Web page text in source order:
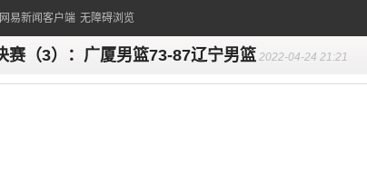
易新闻客户端 无障碍浏览
赛（3）：广厦男篮73-87辽宁男篮 2022-04-24 21:21